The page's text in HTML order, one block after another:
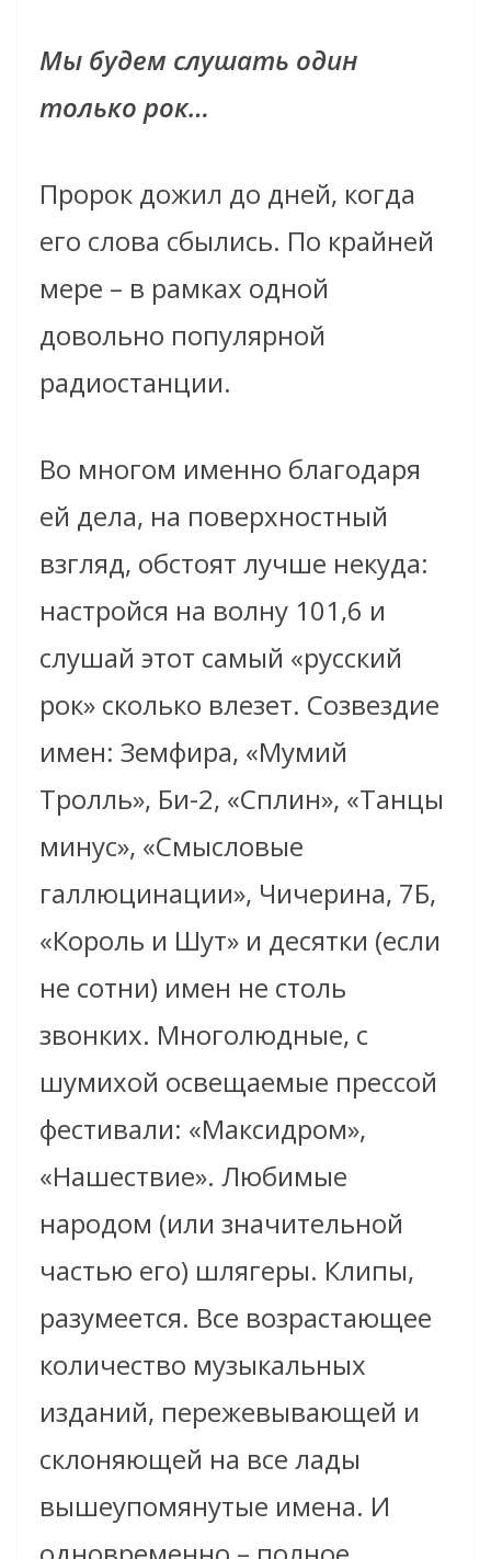
Мы будем слушать один
только рок…
Пророк дожил до дней, когда
его слова сбылись. По крайней
мере – в рамках одной
довольно популярной
радиостанции.
Во многом именно благодаря
ей дела, на поверхностный
взгляд, обстоят лучше некуда:
настройся на волну 101,6 и
слушай этот самый «русский
рок» сколько влезет. Созвездие
имен: Земфира, «Мумий
Тролль», Би-2, «Сплин», «Танцы
минус», «Смысловые
галлюцинации», Чичерина, 7Б,
«Король и Шут» и десятки (если
не сотни) имен не столь
звонких. Многолюдные, с
шумихой освещаемые прессой
фестивали: «Максидром»,
«Нашествие». Любимые
народом (или значительной
частью его) шлягеры. Клипы,
разумеется. Все возрастающее
количество музыкальных
изданий, пережевывающей и
склоняющей на все лады
вышеупомянутые имена. И